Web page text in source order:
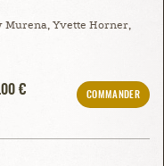
Murena, Yvette Horner,
€
COMMANDER